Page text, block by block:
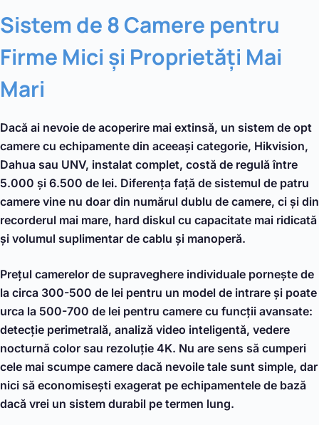
Sistem de 8 Camere pentru
Firme Mici și Proprietăți Mai
Mari
Dacă ai nevoie de acoperire mai extinsă, un sistem de opt
camere cu echipamente din aceeași categorie, Hikvision,
Dahua sau UNV, instalat complet, costă de regulă între
5.000 și 6.500 de lei. Diferența față de sistemul de patru
camere vine nu doar din numărul dublu de camere, ci și din
recorderul mai mare, hard diskul cu capacitate mai ridicată
și volumul suplimentar de cablu și manoperă.
Prețul camerelor de supraveghere individuale pornește de
la circa 300-500 de lei pentru un model de intrare și poate
urca la 500-700 de lei pentru camere cu funcții avansate:
detecție perimetrală, analiză video inteligentă, vedere
nocturnă color sau rezoluție 4K. Nu are sens să cumperi
cele mai scumpe camere dacă nevoile tale sunt simple, dar
nici să economisești exagerat pe echipamentele de bază
dacă vrei un sistem durabil pe termen lung.